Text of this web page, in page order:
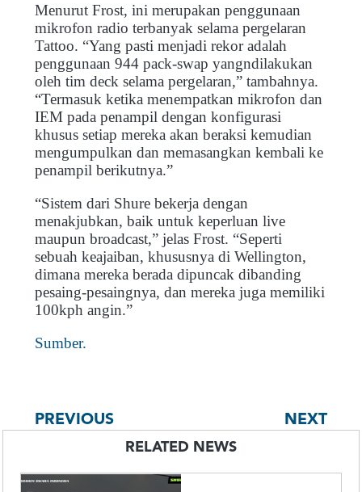
Menurut Frost, ini merupakan penggunaan
mikrofon radio terbanyak selama pergelaran
Tattoo. “Yang pasti menjadi rekor adalah
penggunaan 944 pack-swap yangndilakukan
oleh tim deck selama pergelaran,” tambahnya.
“Termasuk ketika menempatkan mikrofon dan
IEM pada penampil dengan konfigurasi
khusus setiap mereka akan beraksi kemudian
mengumpulkan dan memasangkan kembali ke
penampil berikutnya.”
“Sistem dari Shure bekerja dengan
menakjubkan, baik untuk keperluan live
maupun broadcast,” jelas Frost. “Seperti
sebuah keajaiban, khususnya di Wellington,
dimana mereka berada dipuncak dibanding
pesaing-pesaingnya, dan mereka juga memiliki
100kph angin.”
Sumber.
PREVIOUS NEXT
RELATED NEWS